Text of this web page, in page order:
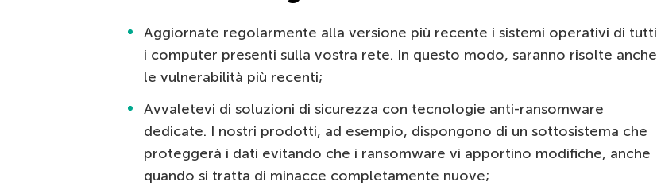
Aggiornate regolarmente alla versione più recente i sistemi operativi di tutti
i computer presenti sulla vostra rete. In questo modo, saranno risolte anche
le vulnerabilità più recenti;
Avvaletevi di soluzioni di sicurezza con tecnologie anti-ransomware
dedicate. I nostri prodotti, ad esempio, dispongono di un sottosistema che
proteggerà i dati evitando che i ransomware vi apportino modifiche, anche
quando si tratta di minacce completamente nuove;